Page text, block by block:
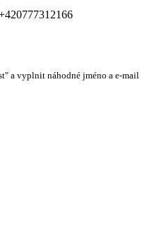
a vyplnit náhodné jméno a e-mail